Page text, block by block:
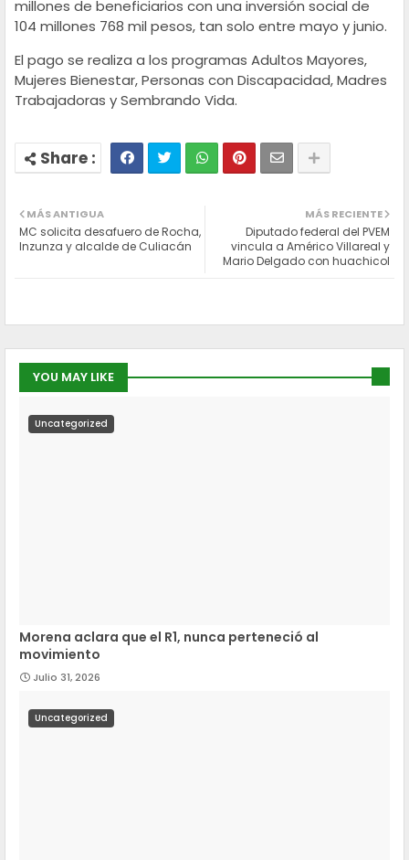
millones de beneficiarios con una inversión social de
104 millones 768 mil pesos, tan solo entre mayo y junio.
El pago se realiza a los programas Adultos Mayores,
Mujeres Bienestar, Personas con Discapacidad, Madres
Trabajadoras y Sembrando Vida.
MÁS RECIENTE
Diputado federal del PVEM
vincula a Américo Villareal y
Mario Delgado con huachicol
MÁS ANTIGUA
MC solicita desafuero de Rocha,
Inzunza y alcalde de Culiacán
YOU MAY LIKE
Uncategorized
Morena aclara que el R1, nunca perteneció al
movimiento
Julio 31, 2026
Uncategorized